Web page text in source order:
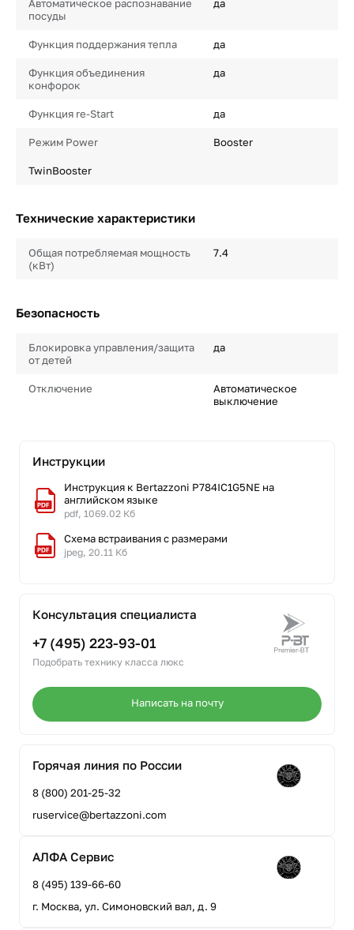
Автоматическое распознавание
посуды
да
Функция поддержания тепла да
Функция объединения
конфорок
да
Функция re-Start да
Режим Power Booster
TwinBooster
Технические характеристики
Общая потребляемая мощность
(кВт)
7.4
Безопасность
Блокировка управления/защита
от детей
да
Отключение
Автоматическое
выключение
Инструкции
Инструкция к Bertazzoni P784IC1G5NE на
английском языке
pdf, 1069.02 Кб
Схема встраивания с размерами
jpeg, 20.11 Кб
Консультация специалиста
+7 (495) 223-93-01
Подобрать технику класса люкс
Написать на почту
Горячая линия по России
8 (800) 201-25-32
ruservice@bertazzoni.com
АЛФА Сервис
8 (495) 139-66-60
г. Москва, ул. Симоновский вал, д. 9